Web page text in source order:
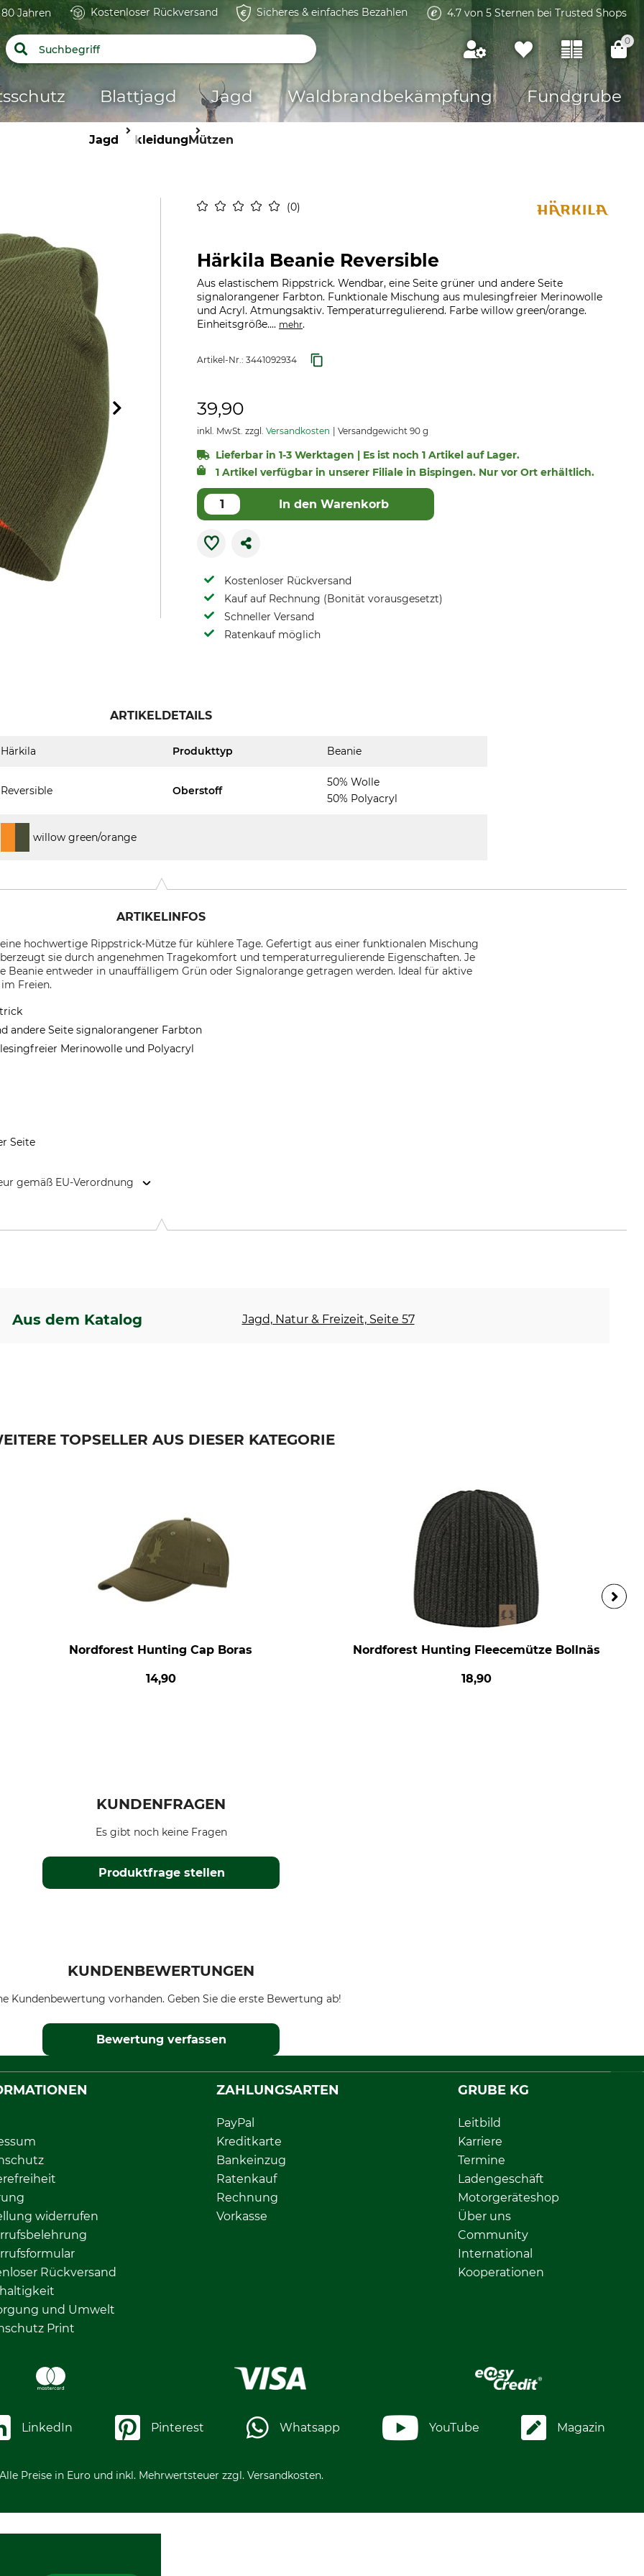
Jahren Kostenloser Rückversand Sicheres & einfaches Bezahlen 4.7 von 5 Sternen bei Trusted Shops
0
Blattjagd Jagd Waldbrandbekämpfung Fundgrube
Jagd BekleidungMützen
0
Härkila Beanie Reversible
Aus elastischem Rippstrick. Wendbar, eine Seite grüner und andere Seite
signalorangener Farbton. Funktionale Mischung aus mulesingfreier Merinowolle
und Acryl. Atmungsaktiv. Temperaturregulierend. Farbe willow green/orange.
Einheitsgröße.... mehr.
Artikel-Nr.: 3441092934
39,90
inkl. MwSt. zzgl. Versandkosten Versandgewicht 90 g
Lieferbar in 1-3 Werktagen | Es ist noch 1 Artikel auf Lager.
1 Artikel verfügbar in unserer Filiale in Bispingen. Nur vor Ort erhältlich.
In den Warenkorb
Kostenloser Rückversand
Kauf auf Rechnung (Bonität vorausgesetzt)
Schneller Versand
Ratenkauf möglich
ARTIKELDETAILS
Härkila Produkttyp Beanie
Reversible Oberstoff
50% Wolle
50% Polyacryl
willow green/orange
ARTIKELINFOS
hochwertige Rippstrick-Mütze für kühlere Tage. Gefertigt aus einer funktionalen Mischung
sie durch angenehmen Tragekomfort und temperaturregulierende Eigenschaften. Je
Beanie entweder in unauffälligem Grün oder Signalorange getragen werden. Ideal für aktive
Freien.
andere Seite signalorangener Farbton
Merinowolle und Polyacryl
Seite
gemäß EU-Verordnung
Aus dem Katalog Jagd, Natur & Freizeit, Seite 57
TOPSELLER AUS DIESER KATEGORIE
Nordforest Hunting Cap Boras
14,90
Nordforest Hunting Fleecemütze Bollnäs
18,90
KUNDENFRAGEN
Produktfrage stellen
Es gibt noch keine Fragen
KUNDENBEWERTUNGEN
Kundenbewertung vorhanden. Geben Sie die erste Bewertung ab!
Bewertung verfassen
widerrufen
Rückversand
und Umwelt
Print
ZAHLUNGSARTEN
PayPal
Kreditkarte
Bankeinzug
Ratenkauf
Rechnung
Vorkasse
GRUBE KG
Leitbild
Karriere
Termine
Ladengeschäft
Motorgeräteshop
Über uns
Community
International
Kooperationen
LinkedIn Pinterest Whatsapp YouTube Magazin
Preise in Euro und inkl. Mehrwertsteuer zzgl. Versandkosten.